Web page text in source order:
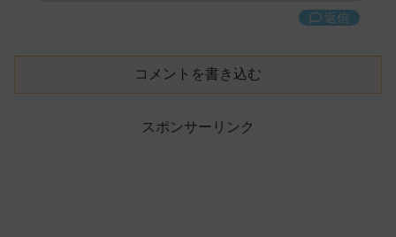
返信
コメントを書き込む
スポンサーリンク